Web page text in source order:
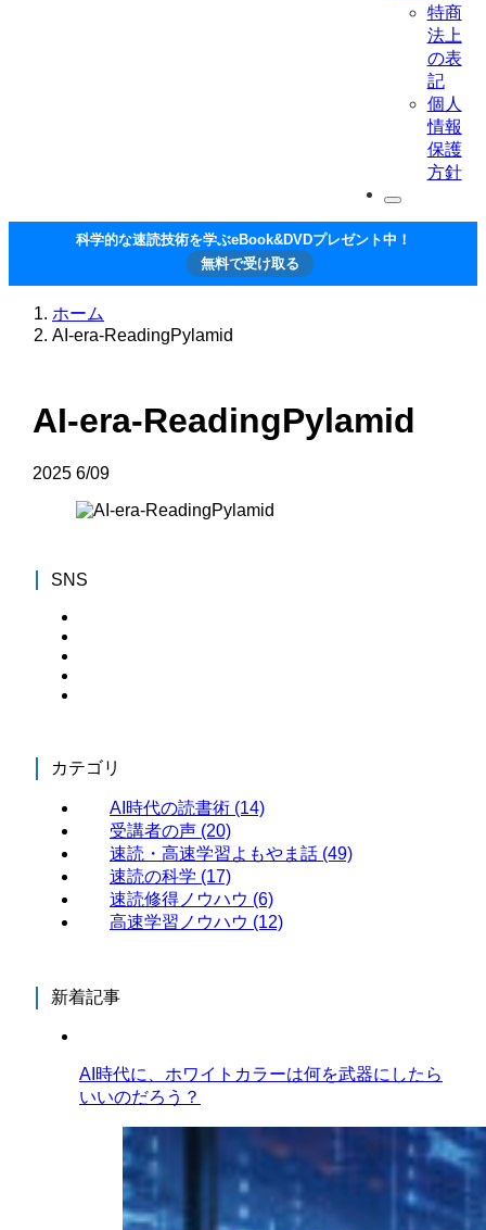
特商
法上
の表
記
個人
情報
保護
方針
科学的な速読技術を学ぶeBook&DVDプレゼント中！
無料で受け取る
ホーム
AI-era-ReadingPylamid
AI-era-ReadingPylamid
2025 6/09
SNS
カテゴリ
AI時代の読書術 (14)
受講者の声 (20)
速読・高速学習よもやま話 (49)
速読の科学 (17)
速読修得ノウハウ (6)
高速学習ノウハウ (12)
新着記事
AI時代に、ホワイトカラーは何を武器にしたら
いいのだろう？